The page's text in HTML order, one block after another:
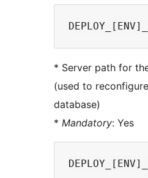
* Server path for
(used to
database)
* Mandatory: Yes